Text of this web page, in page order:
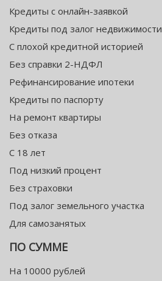
Кредиты с онлайн-заявкой
Кредиты под залог недвижимости
С плохой кредитной историей
Без справки 2-НДФЛ
Рефинансирование ипотеки
Кредиты по паспорту
На ремонт квартиры
Без отказа
С 18 лет
Под низкий процент
Без страховки
Под залог земельного участка
Для самозанятых
ПО СУММЕ
На 10000 рублей